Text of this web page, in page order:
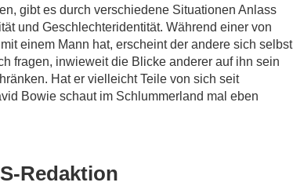
gibt es durch verschiedene Situationen Anlass
und Geschlechteridentität. Während einer von
einem Mann hat, erscheint der andere sich selbst
fragen, inwieweit die Blicke anderer auf ihn sein
Hat er vielleicht Teile von sich seit
Bowie schaut im Schlummerland mal eben
Redaktion